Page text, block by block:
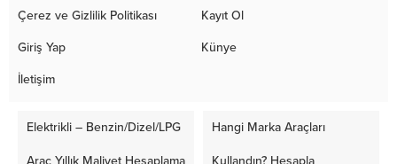
Çerez ve Gizlilik Politikası Kayıt Ol
Giriş Yap Künye
İletişim
Elektrikli – Benzin/Dizel/LPG
Araç Yıllık Maliyet Hesaplama
Hangi Marka Araçları
Kullandın? Hesapla